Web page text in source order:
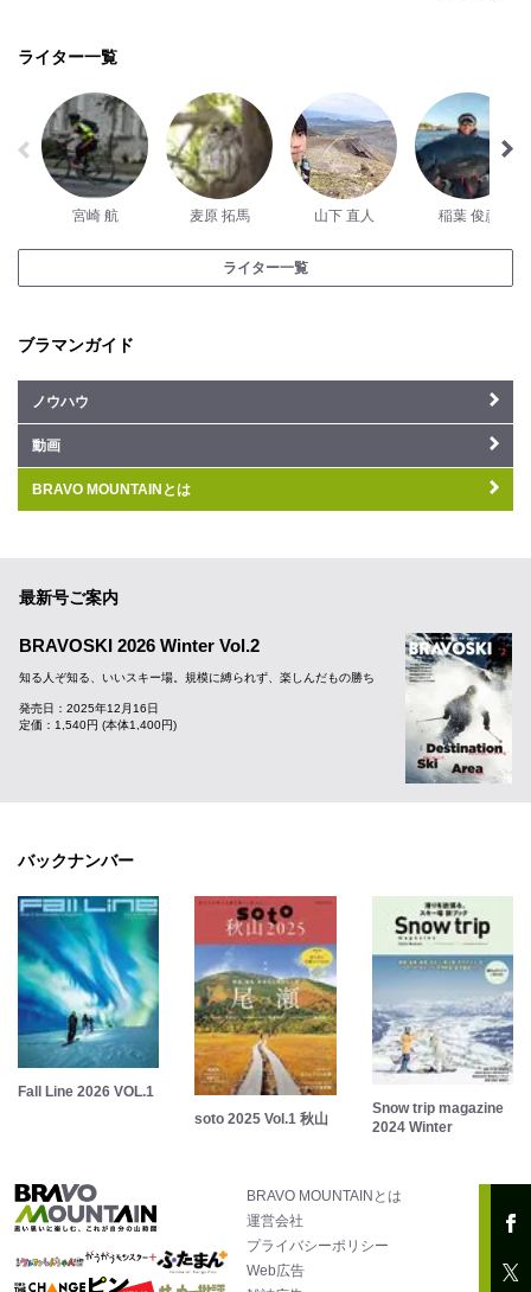
ライター一覧
宮崎 航 麦原 拓馬 山下 直人 稲葉 俊彦
ライター一覧
ブラマンガイド
ノウハウ
動画
BRAVO MOUNTAINとは
最新号ご案内
BRAVOSKI 2026 Winter Vol.2
知る人ぞ知る、いいスキー場。規模に縛られず、楽しんだもの勝ち
発売日：2025年12月16日
定価：1,540円 (本体1,400円)
バックナンバー
Fall Line 2026 VOL.1
soto 2025 Vol.1 秋山
Snow trip magazine
2024 Winter
BRAVO MOUNTAINとは
運営会社
プライバシーポリシー
Web広告